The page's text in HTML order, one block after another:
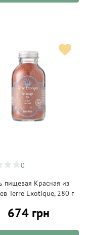
0
пищевая Красная из
Terre Exotique, 280 г
674 грн